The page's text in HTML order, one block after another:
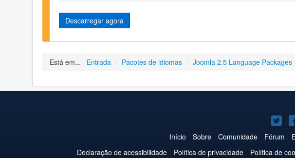
Descarregar agora
Está em... Entrada / Pacotes de idiomas / Joomla 2.5 Language Packages
no
Início Sobre Comunidade Fórum
Declaração de acessibilidade
Política de privacidade Política de